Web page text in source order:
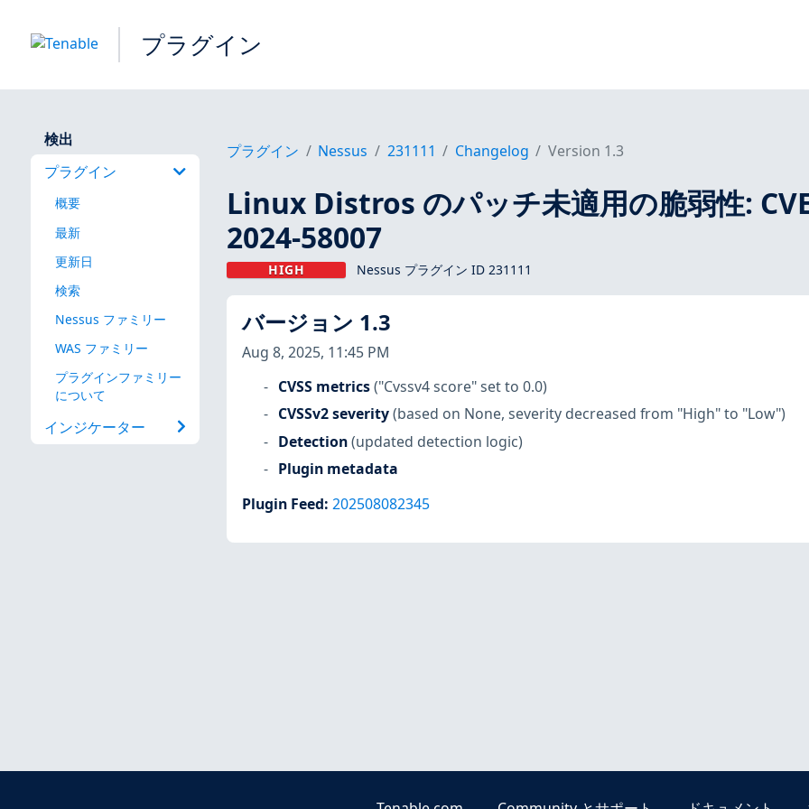
プラグイン
検出
プラグイン
概要
最新
更新日
検索
Nessus ファミリー
WAS ファミリー
プラグインファミリー
について
インジケーター
プラグイン Nessus 231111 Changelog Version 1.3
Linux Distros のパッチ未適用の脆弱性:
2024-58007
HIGH Nessus プラグイン ID 231111
バージョン 1.3
Aug 8, 2025, 11:45 PM
CVSS metrics ("Cvssv4 score" set to 0.0)
CVSSv2 severity (based on None, severity decreased from "High" to "Low")
Detection (updated detection logic)
Plugin metadata
Plugin Feed: 202508082345